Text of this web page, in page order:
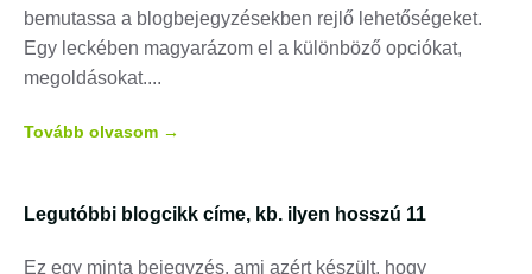
bemutassa a blogbejegyzésekben rejlő lehetőségeket.
Egy leckében magyarázom el a különböző opciókat,
megoldásokat.
Tovább olvasom →
Legutóbbi blogcikk címe, kb. ilyen hosszú 11
Ez egy minta bejegyzés, ami azért készült, hogy